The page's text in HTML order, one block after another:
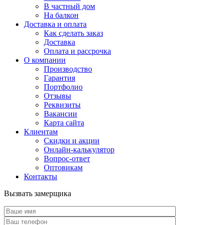
В частный дом
На балкон
Доставка и оплата
Как сделать заказ
Доставка
Оплата и рассрочка
О компании
Производство
Гарантия
Портфолио
Отзывы
Реквизиты
Вакансии
Карта сайта
Клиентам
Скидки и акции
Онлайн-калькулятор
Вопрос-ответ
Оптовикам
Контакты
Вызвать замерщика